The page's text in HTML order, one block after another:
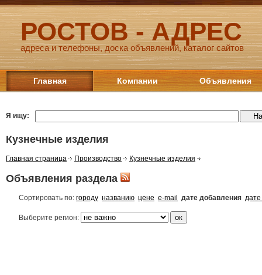
РОСТОВ - АДРЕС
адреса и телефоны, доска объявлений, каталог сайтов
Главная Компании Объявления
Я ищу:
Кузнечные изделия
Главная страница Производство Кузнечные изделия
Объявления раздела
Сортировать по: городу названию цене e-mail дате добавления
Выберите регион: